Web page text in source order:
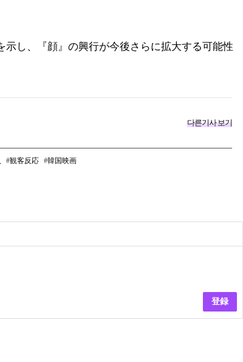
し、『顔』の興行が今後さらに拡大する可能性
다른기사 보기
観客反応 韓国映画
登録